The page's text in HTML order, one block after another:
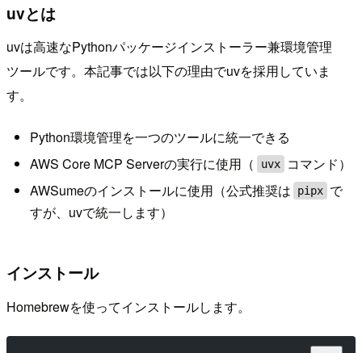
uvとは
uvは高速なPythonパッケージインストーラー兼環境管理
ツールです。本記事では以下の理由でuvを採用していま
す。
Python環境管理を一つのツールに統一できる
AWS Core MCP Serverの実行に使用（
uvx
コマンド）
AWSumeのインストールに使用（公式推奨は
pipx で
すが、uvで統一します）
インストール
Homebrewを使ってインストールします。